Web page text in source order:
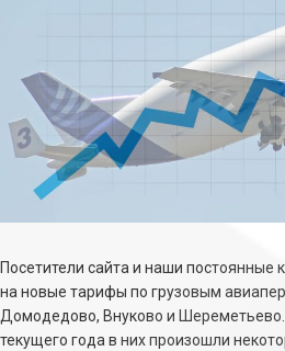
Посетители сайта и наши постоянные
на новые тарифы по грузовым
Домодедово, Внуково и Шереметьево.
текущего года в них произошли